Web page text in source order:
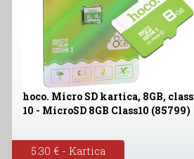
hoco. Micro SD kartica, 8GB, class
10 - MicroSD 8GB Class10 (85799)
5.30 € - Kartica